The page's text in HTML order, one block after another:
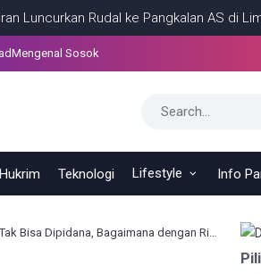
Rudal ke Pangkalan AS di Lima
Mengenal Sosok
Hukrim Teknologi Lifestyle Info
Bisa Dipidana, Bagaimana dengan Rizieq?